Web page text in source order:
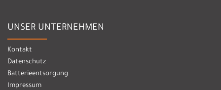
UNSER UNTERNEHMEN
Kontakt
Datenschutz
Batterieentsorgung
Impressum